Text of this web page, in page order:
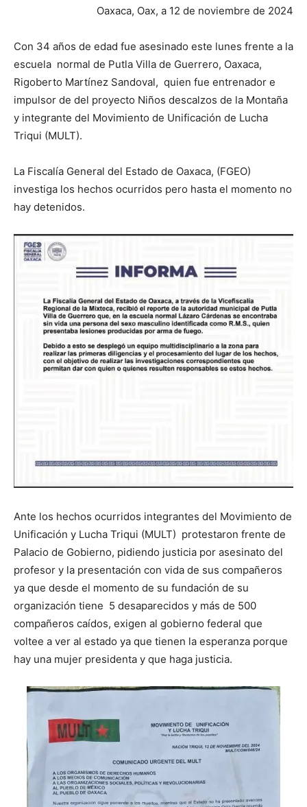
Oaxaca, Oax, a 12 de noviembre de 2024
Con 34 años de edad fue asesinado este lunes frente a la
escuela normal de Putla Villa de Guerrero, Oaxaca,
Rigoberto Martínez Sandoval, quien fue entrenador e
impulsor de del proyecto Niños descalzos de la Montaña
y integrante del Movimiento de Unificación de Lucha
Triqui (MULT).
La Fiscalía General del Estado de Oaxaca, (FGEO)
investiga los hechos ocurridos pero hasta el momento no
hay detenidos.
Ante los hechos ocurridos integrantes del Movimiento de
Unificación y Lucha Triqui (MULT) protestaron frente de
Palacio de Gobierno, pidiendo justicia por asesinato del
profesor y la presentación con vida de sus compañeros
ya que desde el momento de su fundación de su
organización tiene 5 desaparecidos y más de 500
compañeros caídos, exigen al gobierno federal que
voltee a ver al estado ya que tienen la esperanza porque
hay una mujer presidenta y que haga justicia.